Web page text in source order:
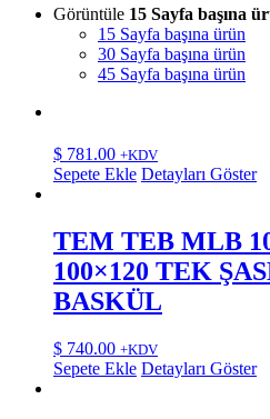
Görüntüle 15 Sayfa başına
15 Sayfa başına ürün
30 Sayfa başına ürün
45 Sayfa başına ürün
$ 781.00 +KDV
Sepete Ekle Detayları Göster
TEM TEB MLB
100×120 TEK
BASKÜL
$ 740.00 +KDV
Sepete Ekle Detayları Göster